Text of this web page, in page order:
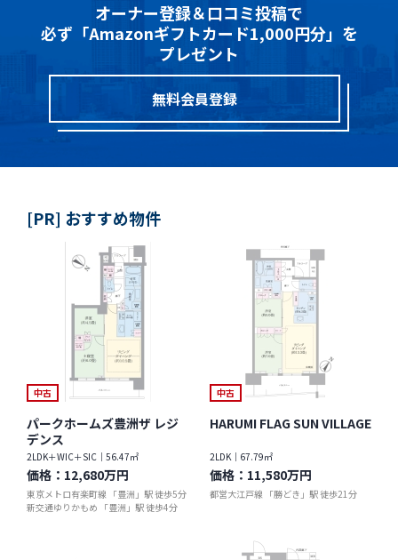
オーナー登録＆口コミ投稿で
必ず「Amazonギフトカード1,000円分」を
プレゼント
無料会員登録
[PR] おすすめ物件
中古
パークホームズ豊洲ザ レジ
デンス
2LDK＋WIC＋SIC｜56.47㎡
価格： 12,680万円
東京メトロ有楽町線 「豊洲」駅 徒歩5分
新交通ゆりかもめ 「豊洲」駅 徒歩4分
中古
HARUMI FLAG SUN VILLAGE
2LDK｜67.79㎡
価格： 11,580万円
都営大江戸線 「勝どき」駅 徒歩21分